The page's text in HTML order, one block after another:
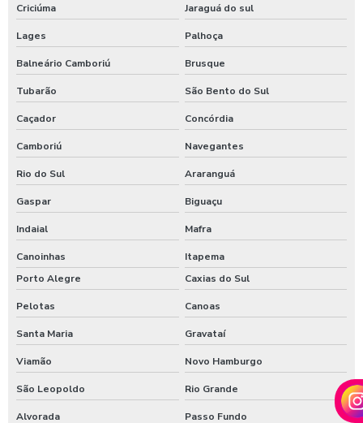
Criciúma Jaraguá do sul
Lages Palhoça
Balneário Camboriú Brusque
Tubarão São Bento do Sul
Caçador Concórdia
Camboriú Navegantes
Rio do Sul Araranguá
Gaspar Biguaçu
Indaial Mafra
Canoinhas
Itapema
Porto Alegre
Caxias do Sul
Pelotas Canoas
Santa Maria Gravataí
Viamão Novo Hamburgo
São Leopoldo Rio Grande
Alvorada Passo Fundo